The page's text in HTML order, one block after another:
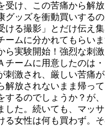
受け、この苦痛から解
グッズを衝動買いする
ける撮影」とだけ伝え
ームに分かれてもらい
実験開始！強烈な刺
チームに用意したのは
刺激され、厳しい苦痛
解放されないまま帰っ
するのでしょうか？が
した。続いても、マッ
る女性は何も買わず。